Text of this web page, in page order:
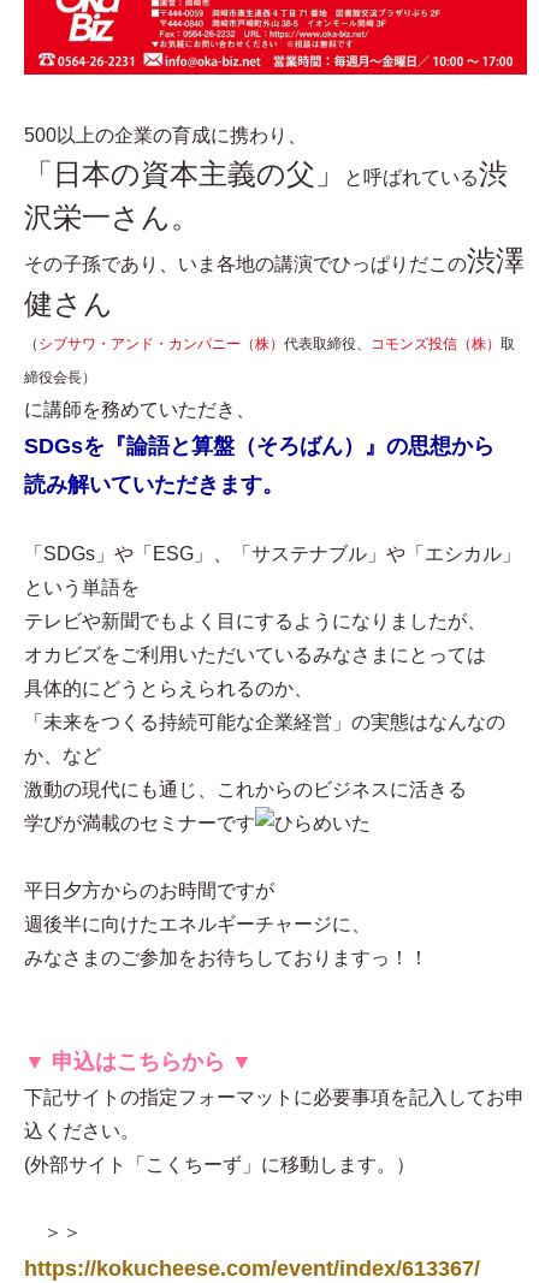
500以上の企業の育成に携わり、
「日本の資本主義の父」 と呼ばれている渋
沢栄一さん。
その子孫であり、いま各地の講演でひっぱりだこの渋澤
健さん
（ シブサワ・アンド・カンパニー（株） 代表取締役、 コモンズ投信（株） 取
締役会長）
に講師を務めていただき、
SDGsを『論語と算盤（そろばん）』の思想から
読み解いていただきます。
「SDGs」や「ESG」、「サステナブル」や「エシカル」
という単語を
テレビや新聞でもよく目にするようになりましたが、
オカビズをご利用いただいているみなさまにとっては
具体的にどうとらえられるのか、
「未来をつくる持続可能な企業経営」の実態はなんなの
か、など
激動の現代にも通じ、これからのビジネスに活きる
学びが満載のセミナーです
平日夕方からのお時間ですが
週後半に向けたエネルギーチャージに、
みなさまのご参加をお待ちしておりますっ！！
▼ 申込はこちらから ▼
下記サイトの指定フォーマットに必要事項を記入してお申
込ください。
(外部サイト「こくちーず」に移動します。）
＞＞
https://kokucheese.com/event/index/613367/